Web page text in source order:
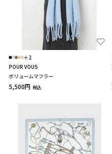
＋2
POUR VOUS
ボリュームマフラー
5,500円 税込